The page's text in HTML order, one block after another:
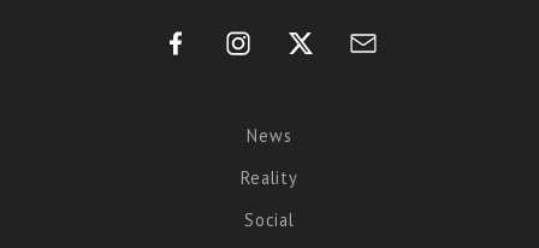
News
Reality
Social